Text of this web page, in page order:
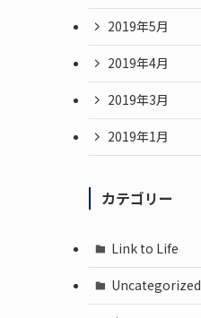
2019年5月
2019年4月
2019年3月
2019年1月
カテゴリー
Link to Life
Uncategorized